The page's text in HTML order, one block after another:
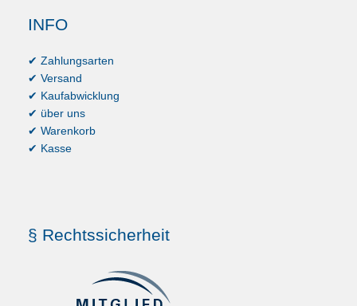
INFO
✔ Zahlungsarten
✔ Versand
✔ Kaufabwicklung
✔ über uns
✔ Warenkorb
✔ Kasse
§ Rechtssicherheit